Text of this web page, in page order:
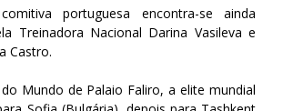
portuguesa encontra-se ainda
Treinadora Nacional Darina Vasileva e
Castro.
Mundo de Palaio Faliro, a elite mundial